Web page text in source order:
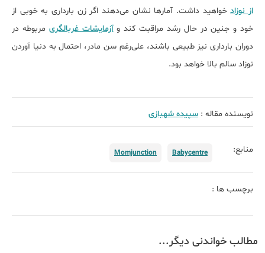
از نوزادخواهید داشت. آمارها نشان می‌دهند اگر زن بارداری به خوبی از
خود و جنین در حال رشد مراقبت کند وآزمایشات غربالگری مربوطه در
دوران بارداری نیز طبیعی باشند، علی‌رغم سن مادر، احتمال به دنیا آوردن
نوزاد سالم بالا خواهد بود.
نویسنده مقاله : سپیده شهبازی
منابع: Babycentre
Momjunction
برچسب ها :
مطالب خواندنی دیگر...